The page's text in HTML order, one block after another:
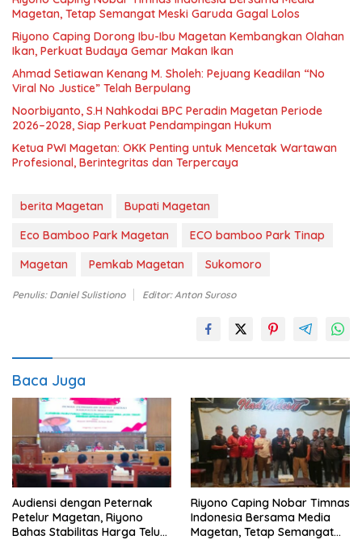
Magetan, Tetap Semangat Meski Garuda Gagal Lolos
Riyono Caping Dorong Ibu-Ibu Magetan Kembangkan Olahan
Ikan, Perkuat Budaya Gemar Makan Ikan
Ahmad Setiawan Kenang M. Sholeh: Pejuang Keadilan “No
Viral No Justice” Telah Berpulang
Noorbiyanto, S.H Nahkodai BPC Peradin Magetan Periode
2026–2028, Siap Perkuat Pendampingan Hukum
Ketua PWI Magetan: OKK Penting untuk Mencetak Wartawan
Profesional, Berintegritas dan Terpercaya
berita Magetan
Bupati Magetan
Eco Bamboo Park Magetan
ECO bamboo Park Tinap
Magetan
Pemkab Magetan Sukomoro
Penulis: Daniel Sulistiono Editor: Anton Suroso
Baca Juga
Audiensi dengan Peternak
Petelur Magetan, Riyono
Bahas Stabilitas Harga Telur
Riyono Caping Nobar Timnas
Indonesia Bersama Media
Magetan, Tetap Semangat